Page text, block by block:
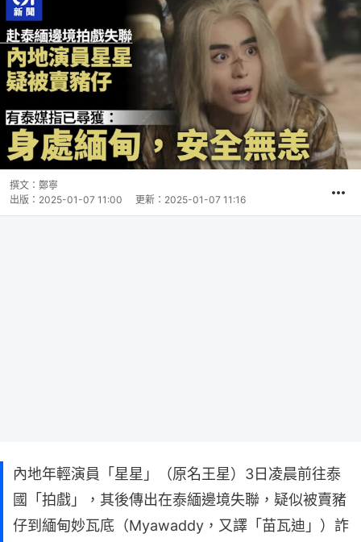
撰文： 鄭寧
出版： 2025-01-07 11:00 更新： 2025-01-07 11:16
內地年輕演員「星星」（原名王星）3日凌晨前往泰
國「拍戲」，其後傳出在泰緬邊境失聯，疑似被賣豬
仔到緬甸妙瓦底（Myawaddy，又譯「苗瓦迪」）詐